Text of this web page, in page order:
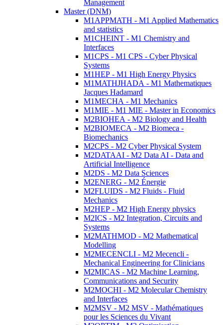
Management
Master (DNM)
M1APPMATH - M1 Applied Mathematics
and statistics
M1CHEINT - M1 Chemistry and
Interfaces
M1CPS - M1 CPS - Cyber Physical
Systems
M1HEP - M1 High Energy Physics
M1MATHJHADA - M1 Mathematiques
Jacques Hadamard
M1MECHA - M1 Mechanics
M1MIE - M1 MIE - Master in Economics
M2BIOHEA - M2 Biology and Health
M2BIOMECA - M2 Biomeca -
Biomechanics
M2CPS - M2 Cyber Physical System
M2DATAAI - M2 Data AI - Data and
Artificial Intelligence
M2DS - M2 Data Sciences
M2ENERG - M2 Énergie
M2FLUIDS - M2 Fluids - Fluid
Mechanics
M2HEP - M2 High Energy physics
M2ICS - M2 Integration, Circuits and
Systems
M2MATHMOD - M2 Mathematical
Modelling
M2MECENCLI - M2 Mecencli -
Mechanical Engineering for Clinicians
M2MICAS - M2 Machine Learning,
Communications and Security
M2MOCHI - M2 Molecular Chemistry
and Interfaces
M2MSV - M2 MSV - Mathématiques
pour les Sciences du Vivant